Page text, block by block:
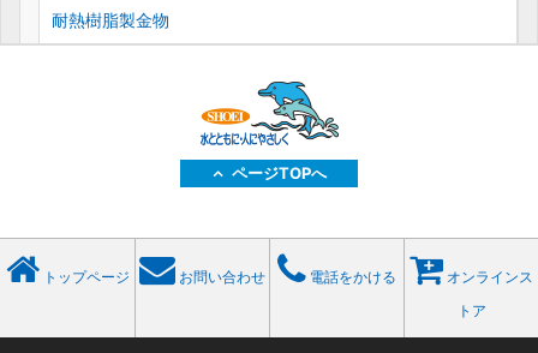
耐熱樹脂製金物
ページTOPへ
トップページ お問い合わせ 電話をかける
オンラインス
トア